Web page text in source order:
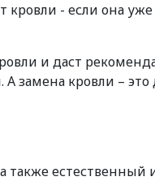
- если она уже
и даст
кровли – это
естественный